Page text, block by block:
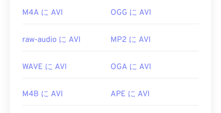
M4A に AVI OGG に AVI
raw-audio に AVI MP2 に AVI
WAVE に AVI OGA に AVI
M4B に AVI APE に AVI